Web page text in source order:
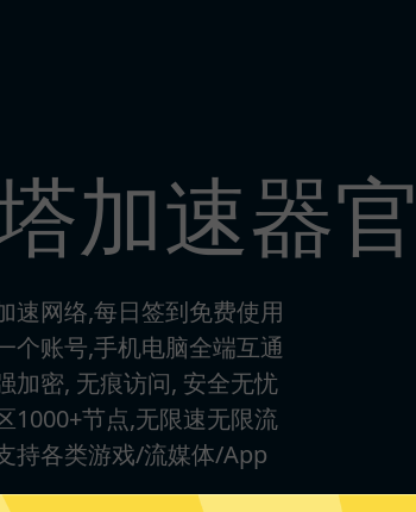
加速器
速网络,每日签到免费使用
个账号,手机电脑全端互通
加密, 无痕访问, 安全无忧
1000+节点,无限速无限流
持各类游戏/流媒体/App